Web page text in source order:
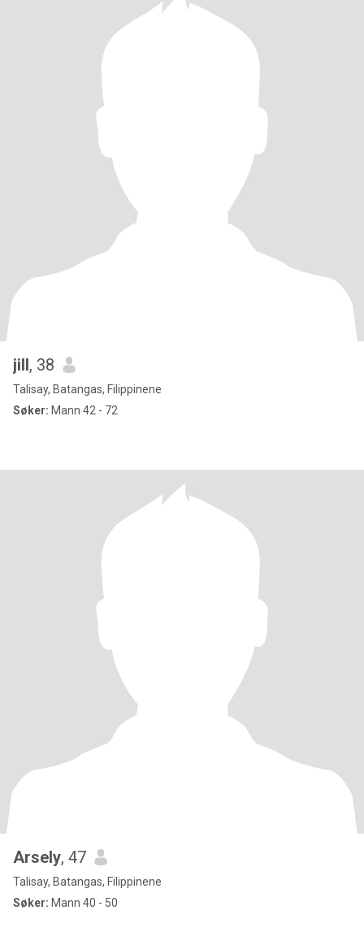
jill, 38
Talisay, Batangas, Filippinene
Søker: Mann 42 - 72
Arsely, 47
Talisay, Batangas, Filippinene
Søker: Mann 40 - 50